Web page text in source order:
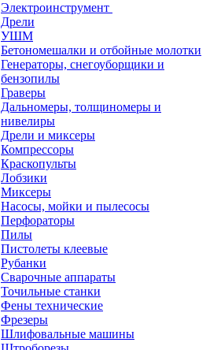
Электроинструмент
Дрели
УШМ
Бетономешалки и отбойные молотки
Генераторы, снегоуборщики и
бензопилы
Граверы
Дальномеры, толщиномеры и
нивелиры
Дрели и миксеры
Компрессоры
Краскопульты
Лобзики
Миксеры
Насосы, мойки и пылесосы
Перфораторы
Пилы
Пистолеты клеевые
Рубанки
Сварочные аппараты
Точильные станки
Фены технические
Фрезеры
Шлифовальные машины